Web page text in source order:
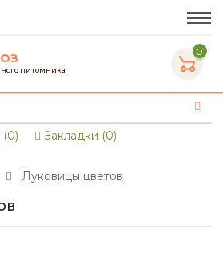
питомника
0
(0) Закладки (0)
Луковицы цветов